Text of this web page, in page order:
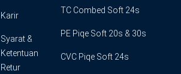
Karir
Syarat &
Ketentuan
Retur
TC Combed Soft 24s
PE Piqe Soft 20s & 30s
CVC Piqe Soft 24s